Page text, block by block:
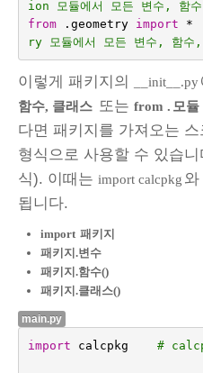
ion 모듈에서 모든 변수, 함
from
.geometry import *
ry 모듈에서 모든 변수, 함수,
이렇게 패키지의 __init__.py
함수, 클래스 또는 from . 모
다면 패키지를 가져오는
형식으로 사용할 수 있습
식). 이때는 import calcpkg
됩니다.
import 패키지
패키지.변수
패키지.함수()
패키지.클래스()
main.py
import calcpkg #